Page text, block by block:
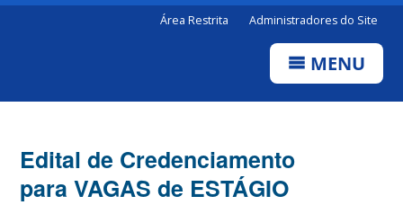
Área Restrita Administradores do Site
MENU
Edital de Credenciamento
para VAGAS de ESTÁGIO